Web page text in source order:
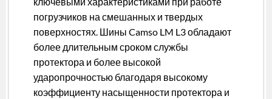
погрузчиков на смешанных и твердых
поверхностях. Шины Camso LM L3 обладают
более длительным сроком службы
протектора и более высокой
ударопрочностью благодаря высокому
коэффициенту насыщенности протектора и